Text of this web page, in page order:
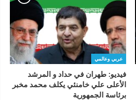
عربي وعالمي
فيديو: طهران في حداد و المرشد
الأعلى علي خامنئي يكلف محمد مخبر
برئاسة الجمهورية